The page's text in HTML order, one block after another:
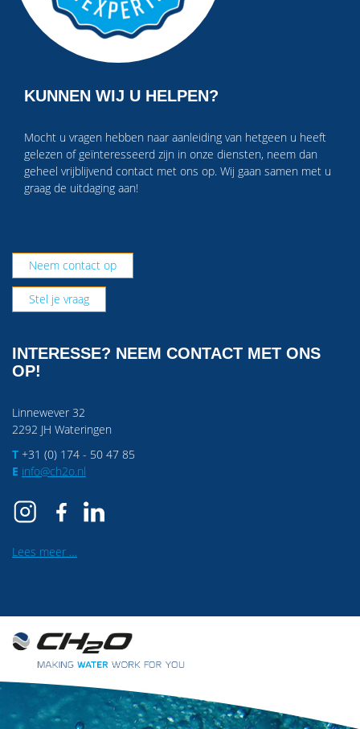
KUNNEN WIJ U HELPEN?
Mocht u vragen hebben naar aanleiding van hetgeen u heeft
gelezen of geïnteresseerd zijn in onze diensten, neem dan
geheel vrijblijvend contact met ons op. Wij gaan samen met u
graag de uitdaging aan!
Neem contact op
Stel je vraag
INTERESSE? NEEM CONTACT MET ONS
OP!
Linnewever 32
2292 JH Wateringen
T +31 (0) 174 - 50 47 85
E info@ch2o.nl
Lees meer …